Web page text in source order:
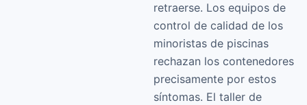
retraerse. Los equipos de
control de calidad de los
minoristas de piscinas
rechazan los contenedores
precisamente por estos
síntomas. El taller de